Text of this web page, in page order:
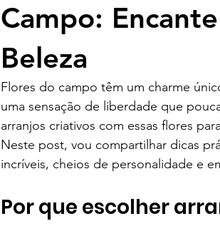
Campo:
Beleza
Flores do campo têm um charme
uma sensação de liberdade que
arranjos criativos com essas flores
Neste post, vou compartilhar dicas
incríveis, cheios de personalidade e
Por que escolher